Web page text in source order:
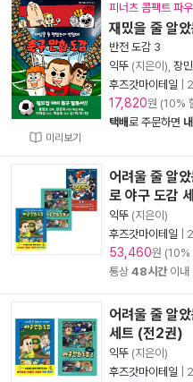
미리보기
피너츠 콤팩트 파
재밌을 줄 알
반전 도감 3
익뚜 (지은이), 장
후즈갓마이테일
17,820원 (10%
택배로 주문하면
어려울 줄 알
로 야구 도감
익뚜 (지은이)
후즈갓마이테일
53,460원
통상 48시간이내
어려울 줄 알
세트 (전2권)
익뚜 (지은이)
후즈갓마이테일